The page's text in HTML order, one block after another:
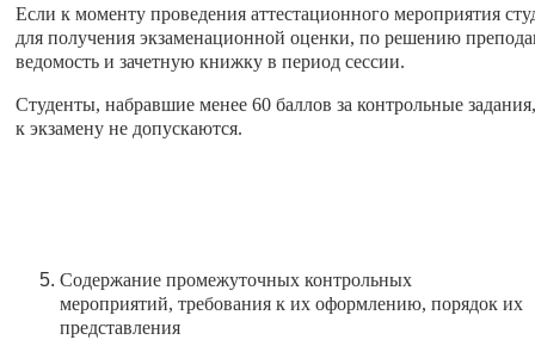
Если к моменту проведения аттестационного мероприятия
для получения экзаменационной оценки, по решению
ведомость и зачетную книжку в период сессии.
Студенты, набравшие менее 60 баллов за контрольные задания,
к экзамену не допускаются.
Содержание промежуточных контрольных
мероприятий, требования к их оформлению, порядок их
представления